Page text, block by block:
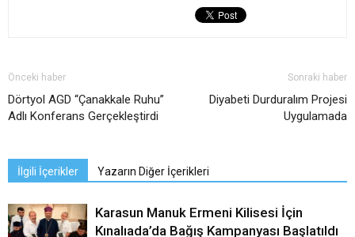
Önceki haber
Dörtyol AGD “Çanakkale Ruhu”
Adlı Konferans Gerçekleştirdi
Sonraki haber
Diyabeti Durduralım Projesi
Uygulamada
İlgili İçerikler Yazarın Diğer İçerikleri
Karasun Manuk Ermeni Kilisesi İçin
Kınalıada’da Bağış Kampanyası Başlatıldı